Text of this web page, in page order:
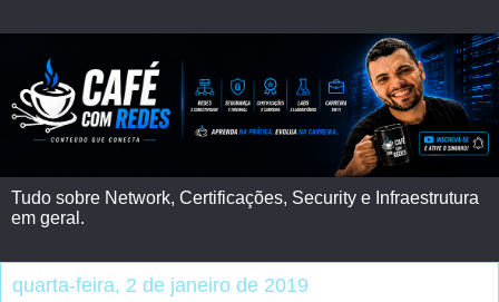
Tudo sobre Network, Certificações, Security e Infraestrutura
em geral.
quarta-feira, 2 de janeiro de 2019